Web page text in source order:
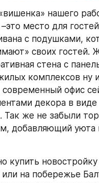
нашего
место для
с подушками,
своих гостей.
стена с
комплексов ну
офис
декора в виде
Так же не забыли
добавляющий уюта
купить новостройку
или на побережье